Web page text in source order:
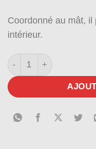
Coordonné au mât,
intérieur.
quantité de Pied base